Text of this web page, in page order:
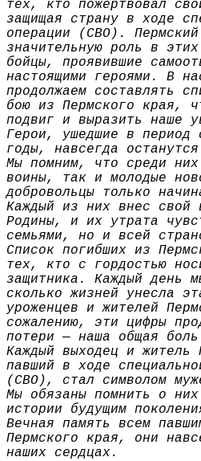
тех, кто пожертвовал
защищая страну в ходе
операции (СВО).
значительную роль в
бойцы, проявившие
настоящими героями. В
продолжаем составлять
бою из Пермского края,
подвиг и выразить наше
Герои, ушедшие в период
годы, навсегда
Мы помним, что среди
воины, так и молодые
добровольцы только
Каждый из них внес свой
Родины, и их утрата
семьями, но и всей
Список погибших из
тех, кто с гордостью
защитника. Каждый день
сколько жизней унесла
уроженцев и жителей
сожалению, эти цифры
потери — наша общая
Каждый выходец и житель
павший в ходе
(СВО), стал символом
Мы обязаны помнить о
истории будущим
Вечная память всем
Пермского края, они
наших сердцах.